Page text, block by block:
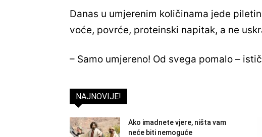
Danas u umjerenim količinama jede
voće, povrće, proteinski napitak, a ne
– Samo umjereno! Od svega pomalo –
NAJNOVIJE!
Ako imadnete vjere, ništa vam
neće biti nemoguće